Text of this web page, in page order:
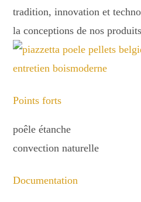
tradition, innovation et
la conceptions de nos produits
Points forts
poêle étanche
convection naturelle
Documentation